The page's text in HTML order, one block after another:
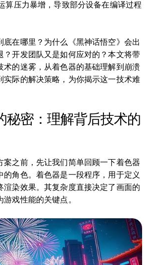
算压力暴增，导致部分设备在编译过程
底在哪里？为什么《黑神话悟空》会出
？开发团队又是如何应对的？本文将带
术的迷雾，从着色器的基础理解到崩溃
实际的解决策略，为你揭示这一技术难
秘密：理解背后技术的
案之前，先让我们简单回顾一下着色器
的角色。着色器是一段程序，用于定义
渲染效果。其复杂度直接决定了画面的
戏性能的关键点。